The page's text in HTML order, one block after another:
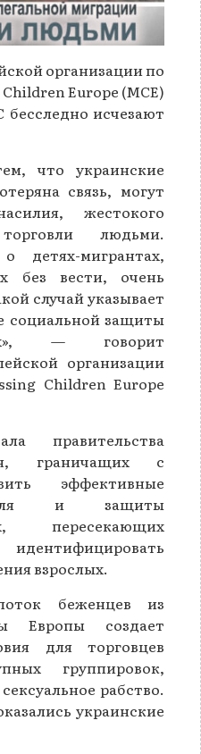
организации по
Europe (MCE)
бесследно исчезают
что украинские
связь, могут
жестокого
людьми.
детях-мигрантах,
без вести, очень
случай указывает
социальной защиты
— говорит
организации
Children Europe
правительства
граничащих с
эффективные
и защиты
пересекающих
взрослых.
беженцев из
Европы создает
для торговцев
группировок,
рабство.
украинские